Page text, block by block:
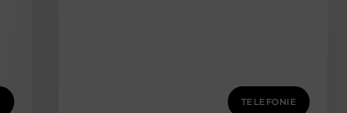
TELEFONIE